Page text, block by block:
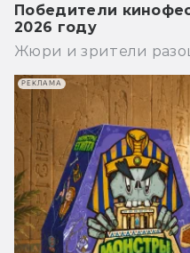
Победители
2026 году
Жюри и зрители
РЕКЛАМА